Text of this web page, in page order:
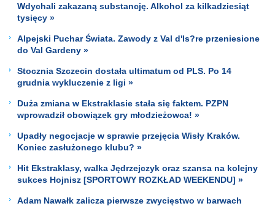
Wdychali zakazaną substancję. Alkohol za kilkadziesiąt
tysięcy »
Alpejski Puchar Świata. Zawody z Val d'Is?re przeniesione
do Val Gardeny »
Stocznia Szczecin dostała ultimatum od PLS. Po 14
grudnia wykluczenie z ligi »
Duża zmiana w Ekstraklasie stała się faktem. PZPN
wprowadził obowiązek gry młodzieżowca! »
Upadły negocjacje w sprawie przejęcia Wisły Kraków.
Koniec zasłużonego klubu? »
Hit Ekstraklasy, walka Jędrzejczyk oraz szansa na kolejny
sukces Hojnisz [SPORTOWY ROZKŁAD WEEKENDU] »
Adam Nawałk zalicza pierwsze zwycięstwo w barwach